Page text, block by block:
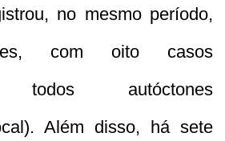
no mesmo período,
com oito casos
todos autóctones
Além disso, há sete